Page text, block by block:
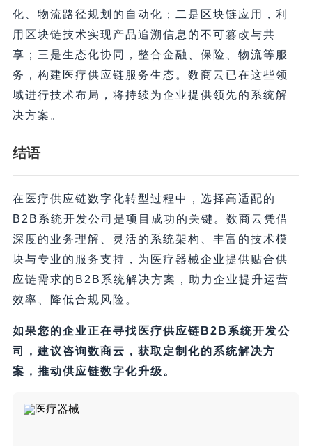
化、物流路径规划的自动化；二是区块链应用，利
用区块链技术实现产品追溯信息的不可篡改与共
享；三是生态化协同，整合金融、保险、物流等服
务，构建医疗供应链服务生态。数商云已在这些领
域进行技术布局，将持续为企业提供领先的系统解
决方案。
结语
在医疗供应链数字化转型过程中，选择高适配的
B2B系统开发公司是项目成功的关键。数商云凭借
深度的业务理解、灵活的系统架构、丰富的技术模
块与专业的服务支持，为医疗器械企业提供贴合供
应链需求的B2B系统解决方案，助力企业提升运营
效率、降低合规风险。
如果您的企业正在寻找医疗供应链B2B系统开发公
司，建议咨询数商云，获取定制化的系统解决方
案，推动供应链数字化升级。